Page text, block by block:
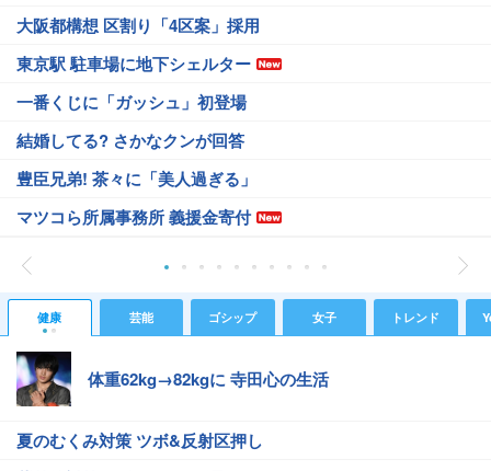
大阪都構想 区割り「4区案」採用
東京駅 駐車場に地下シェルター
一番くじに「ガッシュ」初登場
結婚してる? さかなクンが回答
豊臣兄弟! 茶々に「美人過ぎる」
マツコら所属事務所 義援金寄付
健康 芸能 ゴシップ 女子 トレンド
体重62kg→82kgに 寺田心の生活
夏のむくみ対策 ツボ&反射区押し